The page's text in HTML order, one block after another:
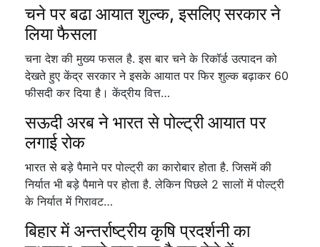
चने पर बढा आयात शुल्क, इसलिए सरकार ने
लिया फैसला
चना देश की मुख्य फसल है. इस बार चने के रिकॉर्ड उत्पादन को
देखते हुए केंद्र सरकार ने इसके आयात पर फिर शुल्क बढ़ाकर 60
फीसदी कर दिया है। केंद्रीय वित्त…
सऊदी अरब ने भारत से पोल्ट्री आयात पर
लगाई रोक
भारत से बड़े पैमाने पर पोल्ट्री का कारोबार होता है. जिसमें की
निर्यात भी बड़े पैमाने पर होता है. लेकिन पिछले 2 सालों में पोल्ट्री
के निर्यात में गिरावट…
बिहार में अन्तर्राष्ट्रीय कृषि प्रदर्शनी का